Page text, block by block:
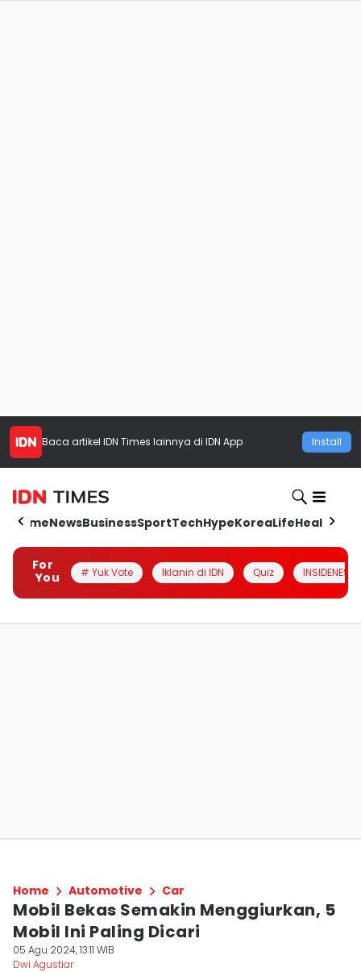
Baca artikel IDN Times lainnya di IDN App Install
HomeNewsBusinessSportTechHypeKoreaLifeHealth
For
You
# Yuk Vote Iklanin di IDN Quiz INSIDENESIA
Home Automotive Car
Mobil Bekas Semakin Menggiurkan, 5
Mobil Ini Paling Dicari
05 Agu 2024, 13:11 WIB
Dwi Agustiar